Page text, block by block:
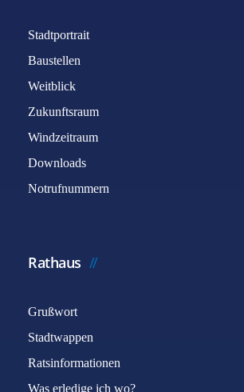
Stadtportrait
Baustellen
Weitblick
Zukunftsraum
Windzeitraum
Downloads
Notrufnummern
Rathaus
Grußwort
Stadtwappen
Ratsinformationen
Was erledige ich wo?